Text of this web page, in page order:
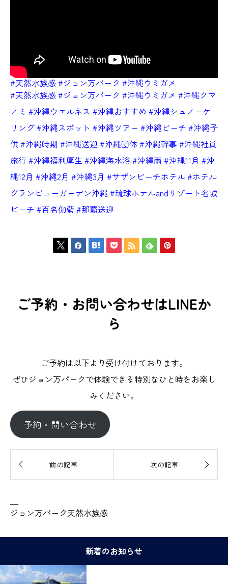
#天然水族感 #ジョン万パーク #沖縄ウミガメ
#天然水族感 #ジョン万パーク #沖縄ウミガメ #沖縄クマ
ノミ #沖縄ウエルネス #沖縄おすすめ #沖縄シュノーケ
リング#沖縄スポット #沖縄ツアー #沖縄ビーチ #沖縄子
供#沖縄時期 #沖縄送迎 #沖縄団体#沖縄幹事 #沖縄社員
旅行 #沖縄福利厚生 #沖縄海水浴#沖縄雨 #沖縄11月 #沖
縄12月 #沖縄2月 #沖縄3月 #サザンビーチホテル#ホテル
グランビューガーデン沖縄#琉球ホテルandリゾート名城
ビーチ #百名伽藍#那覇送迎
      
ご予約・お問い合わせはLINEか
ら
ご予約は以下より受け付けております。
ぜひジョン万パークで体験できる特別なひと時をお楽し
みください。
予約・問い合わせ
 前の記事 次の記事 
—
ジョン万パーク天然水族感
新着のお知らせ